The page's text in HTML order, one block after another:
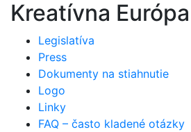
Kreatívna Európa
Legislatíva
Press
Dokumenty na stiahnutie
Logo
Linky
FAQ – často kladené otázky